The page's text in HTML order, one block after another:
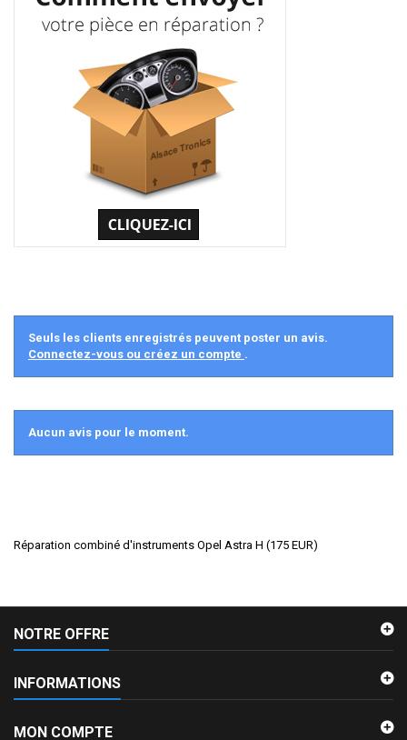
Seuls les clients enregistrés peuvent poster un avis.
Connectez-vous ou créez un compte .
Aucun avis pour le moment.
Réparation combiné d'instruments Opel Astra H (175 EUR)
NOTRE OFFRE
INFORMATIONS
MON COMPTE